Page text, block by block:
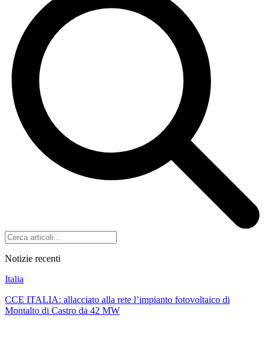
Notizie recenti
Italia
CCE ITALIA: allacciato alla rete l’impianto fotovoltaico di
Montalto di Castro da 42 MW